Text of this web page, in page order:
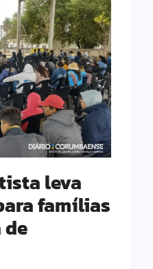
leva
famílias